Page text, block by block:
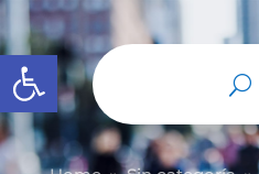
Abrir barra de herramientas